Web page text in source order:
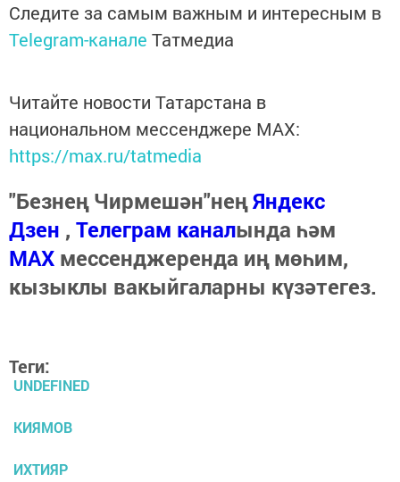
Следите за самым важным и интересным в
Telegram-канале Татмедиа
Читайте новости Татарстана в
национальном мессенджере MАХ:
https://max.ru/tatmedia
"Безнең Чирмешән"неңЯндекс
Дзен , Телеграм каналында һәм
МАХ мессенджеренда иң мөһим,
кызыклы вакыйгаларны күзәтегез.
Теги:
UNDEFINED
КИЯМОВ
ИХТИЯР